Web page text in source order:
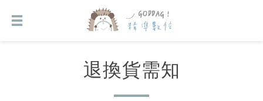
退換貨需知